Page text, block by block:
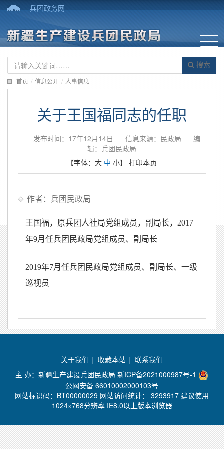
兵团政务网
搜索
首页 / 信息公开 / 人事信息
关于王国福同志的任职
发布时间：17年12月14日 信息来源：民政局
编
辑：兵团民政局
【字体： 大 中 小】 打印本页
作者：兵团民政局
王国福，原兵团人社局党组成员，副局长，2017
年9月任兵团民政局党组成员、副局长
2019年7月任兵团民政局党组成员、副局长、一级
巡视员
关于我们 | 收藏本站 | 联系我们
主 办：新疆生产建设兵团民政局 新ICP备2021000987号-1
公网安备 66010002000103号
网站标识码：BT00000029 网站访问统计： 3293917 建议使用
1024×768分辨率 IE8.0以上版本浏览器